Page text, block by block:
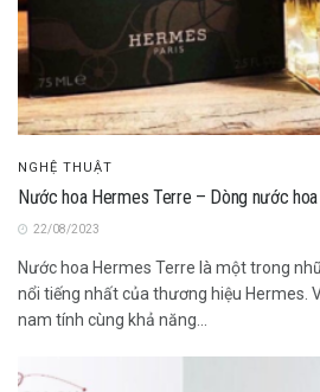
NGHỆ THUẬT
Nước hoa Hermes Terre – Dòng nước
22/08/2023
Nước hoa Hermes Terre là một trong
nổi tiếng nhất của thương hiệu Hermes.
nam tính cùng khả năng...